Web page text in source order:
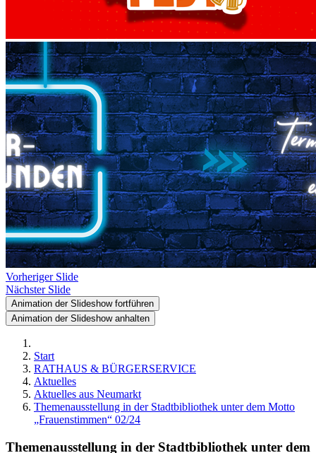
Vorheriger Slide
Nächster Slide
Animation der Slideshow fortführen
Animation der Slideshow anhalten
Start
RATHAUS & BÜRGERSERVICE
Aktuelles
Aktuelles aus Neumarkt
Themenausstellung in der Stadtbibliothek unter dem Motto
„Frauenstimmen“ 02/24
Themenausstellung in der Stadtbibliothek unter dem